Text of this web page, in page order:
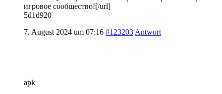
игровое сообщество![/url]
5d1d920
7. August 2024 um 07:16 #123203 Antwort
apk